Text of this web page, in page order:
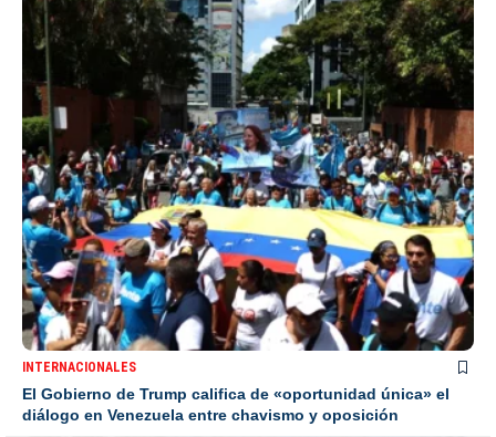
INTERNACIONALES
El Gobierno de Trump califica de «oportunidad única» el
diálogo en Venezuela entre chavismo y oposición